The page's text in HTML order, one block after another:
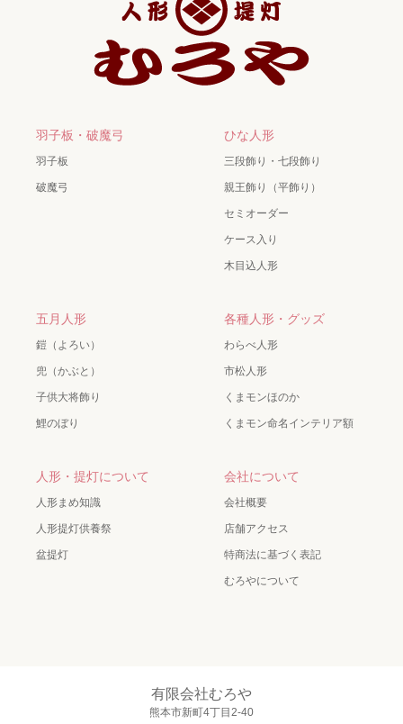
羽子板・破魔弓
羽子板
破魔弓
ひな人形
三段飾り・七段飾り
親王飾り（平飾り）
セミオーダー
ケース入り
木目込人形
五月人形
鎧（よろい）
兜（かぶと）
子供大将飾り
鯉のぼり
各種人形・グッズ
わらべ人形
市松人形
くまモンほのか
くまモン命名インテリア額
人形・提灯について
人形まめ知識
人形提灯供養祭
盆提灯
会社について
会社概要
店舗アクセス
特商法に基づく表記
むろやについて
有限会社むろや
熊本市新町4丁目2-40